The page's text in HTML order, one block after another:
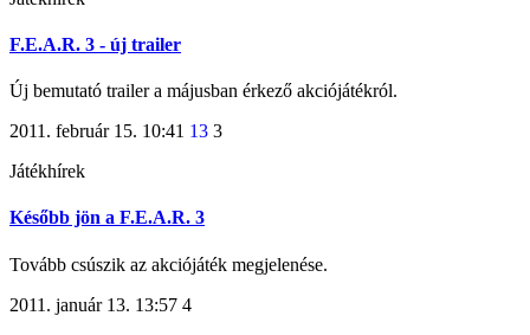
F.E.A.R. 3 - új trailer
Új bemutató trailer a májusban érkező akciójátékról.
2011. február 15. 10:41 13 3
Játékhírek
Később jön a F.E.A.R. 3
Tovább csúszik az akciójáték megjelenése.
2011. január 13. 13:57 4